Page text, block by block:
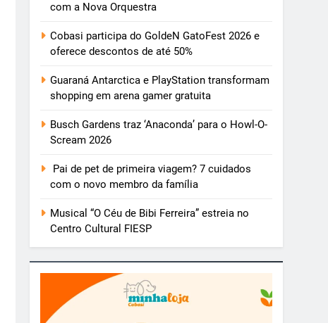
com a Nova Orquestra
Cobasi participa do GoldeN GatoFest 2026 e
oferece descontos de até 50%
Guaraná Antarctica e PlayStation transformam
shopping em arena gamer gratuita
Busch Gardens traz ‘Anaconda’ para o Howl-O-
Scream 2026
Pai de pet de primeira viagem? 7 cuidados
com o novo membro da família
Musical “O Céu de Bibi Ferreira” estreia no
Centro Cultural FIESP